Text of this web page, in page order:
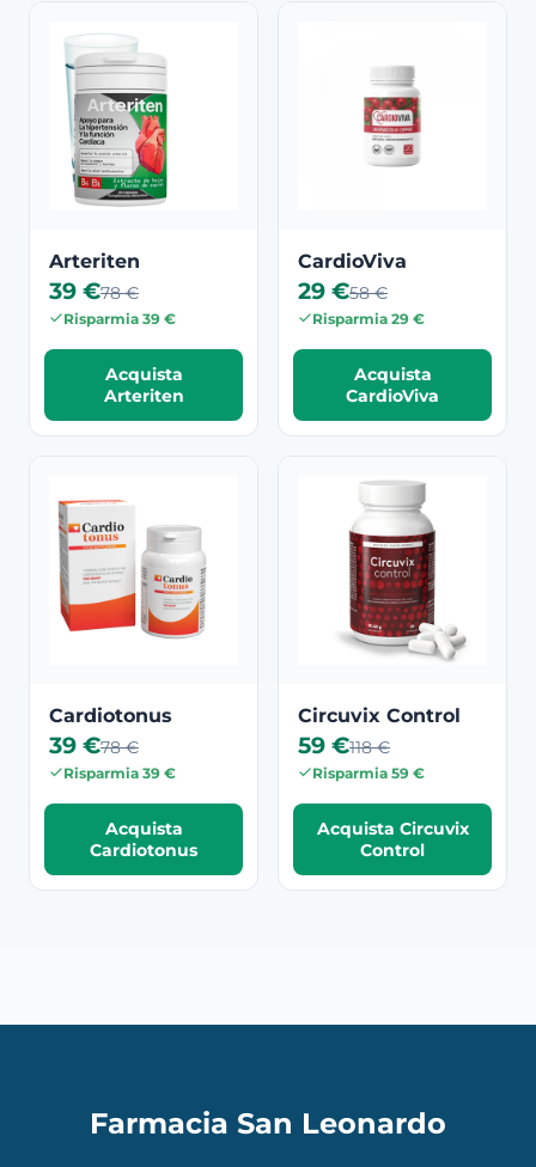
Arteriten
39 €78 €
Risparmia 39 €
Acquista
Arteriten
CardioViva
29 €58 €
Risparmia 29 €
Acquista
CardioViva
Cardiotonus
39 €78 €
Risparmia 39 €
Acquista
Cardiotonus
Circuvix Control
59 €118 €
Risparmia 59 €
Acquista Circuvix
Control
Farmacia San Leonardo